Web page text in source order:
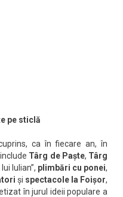
pe sticlă
ca în fiecare an, în
Târg de Paște, Târg
Iulian”, plimbări cu ponei,
și spectacole la Foișor,
în jurul ideii populare a